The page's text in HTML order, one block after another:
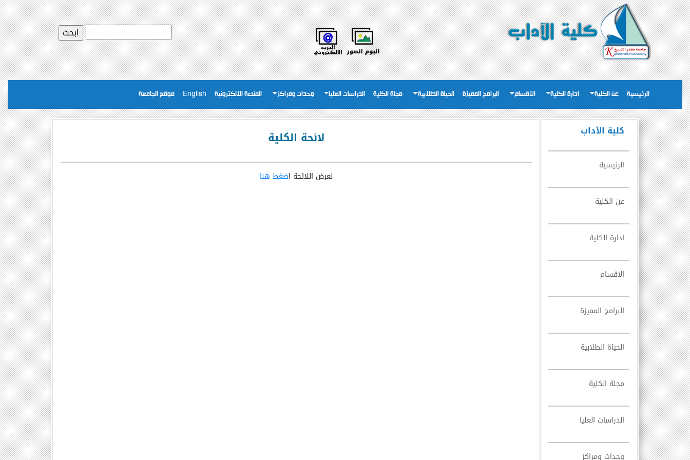
الرئيسية عن الكلية ادارة الكلية الاقسام البرامج المميزة الحياة الطلابية مجلة الكلية الدراسات العليا وحدات ومراكز المنصة الالكترونية English موقع الجامعة
كلية الأداب
الرئيسية
عن الكلية
ادارة الكلية
الاقسام
البرامج المميزة
الحياة الطلابية
مجلة الكلية
الدراسات العليا
وحدات ومراكز
لائحة الكلية
لعرض اللائحة اضغط هنا